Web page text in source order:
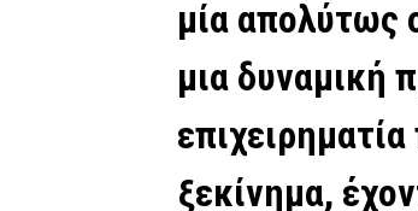
μία απολύτως
μια δυναμική
ξεκίνημα,